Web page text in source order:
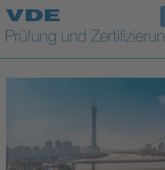
Top Themen
Fokusthemen
Health